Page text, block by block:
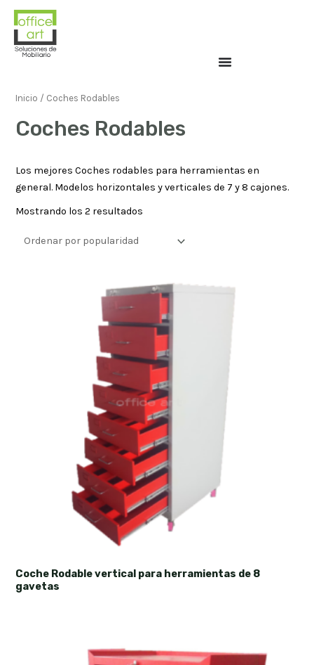
Inicio / Coches Rodables
Coches Rodables
Los mejores Coches rodables para herramientas en
general. Modelos horizontales y verticales de 7 y 8 cajones.
Mostrando los 2 resultados
Coche Rodable vertical para herramientas de 8
gavetas